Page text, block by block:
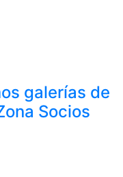
galerías de
Socios